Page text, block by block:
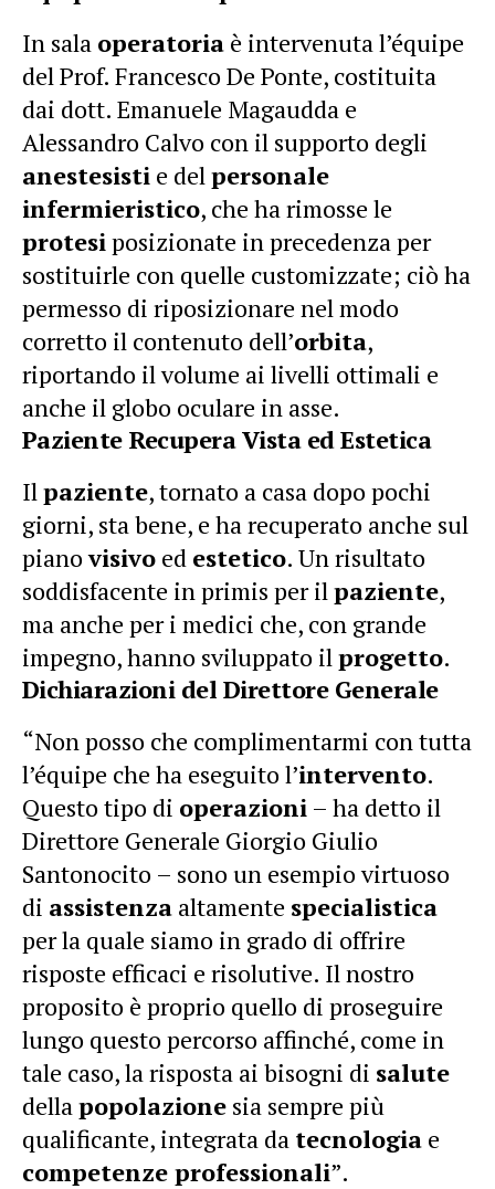
In sala operatoria è intervenuta l’équipe
del Prof. Francesco De Ponte, costituita
dai dott. Emanuele Magaudda e
Alessandro Calvo con il supporto degli
anestesisti e delpersonale
infermieristico, che ha rimosse le
protesiposizionate in precedenza per
sostituirle con quelle customizzate; ciò ha
permesso di riposizionare nel modo
corretto il contenuto dell’orbita,
riportando il volume ai livelli ottimali e
anche il globo oculare in asse.
Paziente Recupera Vista ed Estetica
Ilpaziente, tornato a casa dopo pochi
giorni, sta bene, e ha recuperato anche sul
pianovisivo ed estetico. Un risultato
soddisfacente in primis per ilpaziente,
ma anche per i medici che, con grande
impegno, hanno sviluppato ilprogetto.
Dichiarazioni del Direttore Generale
“Non posso che complimentarmi con tutta
l’équipe che ha eseguito l’intervento.
Questo tipo di operazioni – ha detto il
Direttore Generale Giorgio Giulio
Santonocito – sono un esempio virtuoso
di assistenza altamente specialistica
per la quale siamo in grado di offrire
risposte efficaci e risolutive. Il nostro
proposito è proprio quello di proseguire
lungo questo percorso affinché, come in
tale caso, la risposta ai bisogni di salute
dellapopolazione sia sempre più
qualificante, integrata da tecnologia e
competenze professionali”.